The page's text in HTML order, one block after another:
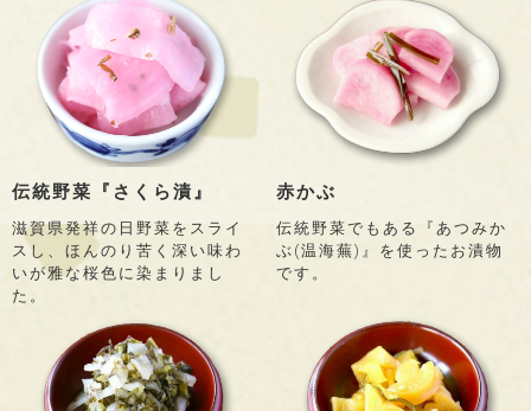
伝統野菜『さくら漬』
滋賀県発祥の日野菜をスライ
スし、ほんのり苦く深い味わ
いが雅な桜色に染まりまし
た。
赤かぶ
伝統野菜でもある『あつみか
ぶ(温海蕪)』を使ったお漬物
です。